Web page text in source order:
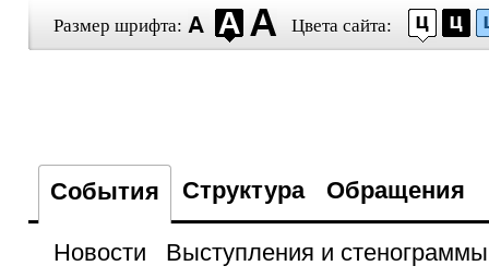
Размер шрифта: Цвета сайта:
События Структура Обращения
Новости
Выступления и стенограммы